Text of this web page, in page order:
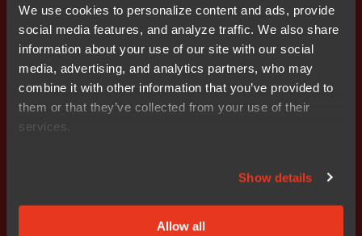
We use cookies to personalize content and ads, provide
social media features, and analyze traffic. We also share
information about your use of our site with our social
media, advertising, and analytics partners, who may
combine it with other information that you’ve provided to
them or that they’ve collected from your use of their
services.
Show details
Allow all
在IAR Embedded Workbench for Arm中实现ROPI
Learn | IAR